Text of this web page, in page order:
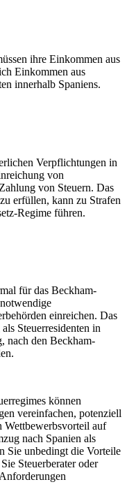
ihre Einkommen aus
Einkommen aus
innerhalb Spaniens.
Verpflichtungen in
von
von Steuern. Das
erfüllen, kann zu Strafen
Regime führen.
für das Beckham-
einreichen. Das
Steuerresidenten in
nach den Beckham-
können
vereinfachen, potenziell
Wettbewerbsvorteil auf
nach Spanien als
Sie unbedingt die Vorteile
Steuerberater oder